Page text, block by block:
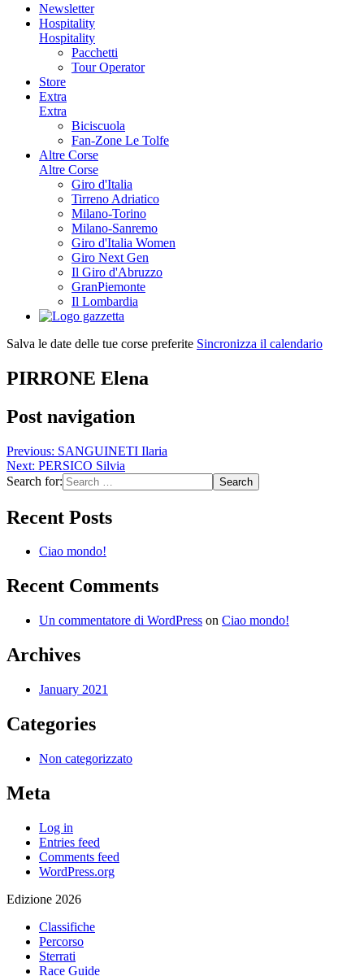
Newsletter
Hospitality
Hospitality
Pacchetti
Tour Operator
Store
Extra
Extra
Biciscuola
Fan-Zone Le Tolfe
Altre Corse
Altre Corse
Giro d'Italia
Tirreno Adriatico
Milano-Torino
Milano-Sanremo
Giro d'Italia Women
Giro Next Gen
Il Giro d'Abruzzo
GranPiemonte
Il Lombardia
Salva le date delle tue corse preferite Sincronizza il calendario
PIRRONE Elena
Post navigation
Previous: SANGUINETI Ilaria
Next: PERSICO Silvia
Search for:
Recent Posts
Ciao mondo!
Recent Comments
Un commentatore di WordPress on Ciao mondo!
Archives
January 2021
Categories
Non categorizzato
Meta
Log in
Entries feed
Comments feed
WordPress.org
Edizione 2026
Classifiche
Percorso
Sterrati
Race Guide